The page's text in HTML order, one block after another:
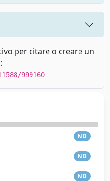
per citare o creare un
999160
ND
ND
ND